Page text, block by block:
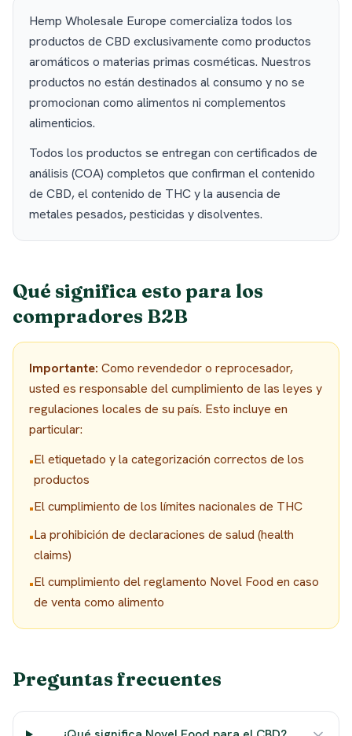
Hemp Wholesale Europe comercializa todos los
productos de CBD exclusivamente como productos
aromáticos o materias primas cosméticas. Nuestros
productos no están destinados al consumo y no se
promocionan como alimentos ni complementos
alimenticios.
Todos los productos se entregan con certificados de
análisis (COA) completos que confirman el contenido
de CBD, el contenido de THC y la ausencia de
metales pesados, pesticidas y disolventes.
Qué significa esto para los
compradores B2B
Importante: Como revendedor o reprocesador,
usted es responsable del cumplimiento de las leyes y
regulaciones locales de su país. Esto incluye en
particular:
•El etiquetado y la categorización correctos de los
productos
•El cumplimiento de los límites nacionales de THC
•La prohibición de declaraciones de salud (health
claims)
•El cumplimiento del reglamento Novel Food en caso
de venta como alimento
Preguntas frecuentes